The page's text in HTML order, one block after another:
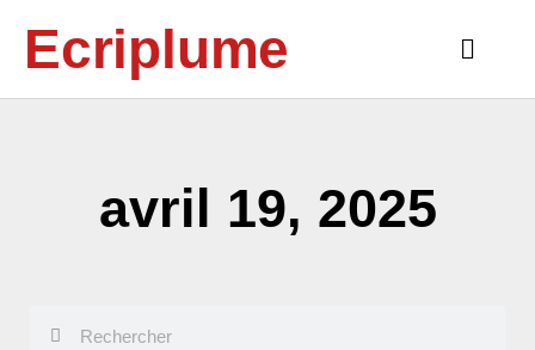
contenuEcriplume
Main
avril 19, 2025